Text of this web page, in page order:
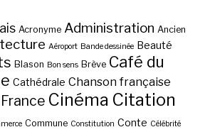
Acronyme Administration Ancien
Aéroport Bande dessinée Beauté
Blason Bon sens Brève Café du
Cathédrale Chanson française
Cinéma Citation
Commune Constitution Conte Célébrité